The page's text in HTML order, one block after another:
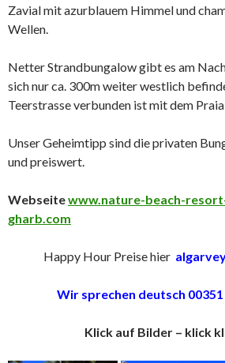
Zavial mit azurblauem Himmel und
Wellen.
Netter Strandbungalow gibt es am
sich nur ca. 300m weiter westlich
Teerstrasse verbunden ist mit dem
Unser Geheimtipp sind die privaten
und preiswert.
Webseitewww.nature-beach-
gharb.com
Happy Hour Preise hier
Wir sprechen deutsch 00351
Klick auf Bilder – klick